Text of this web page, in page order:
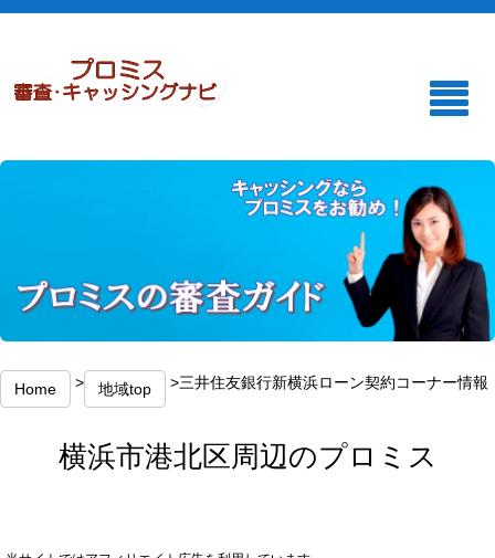
Home > 地域top >三井住友銀行新横浜ローン契約コーナー情報
横浜市港北区周辺のプロミス